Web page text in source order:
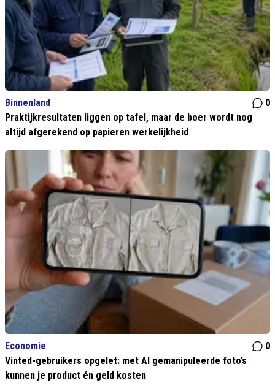
Binnenland
0
Praktijkresultaten liggen op tafel, maar de boer wordt nog
altijd afgerekend op papieren werkelijkheid
Economie
0
Vinted-gebruikers opgelet: met AI gemanipuleerde foto’s
kunnen je product én geld kosten